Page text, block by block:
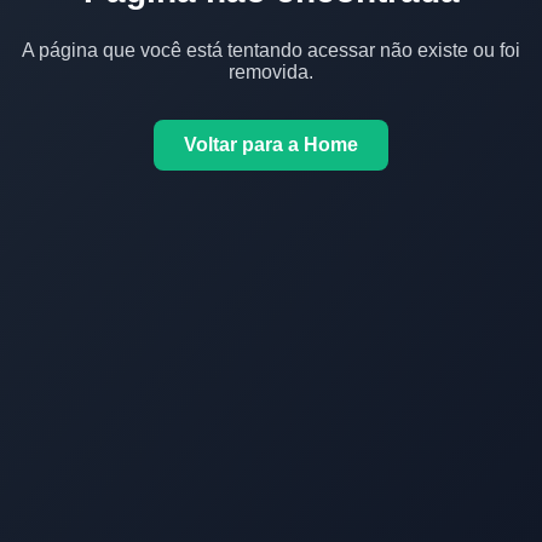
A página que você está tentando acessar não existe ou foi
removida.
Voltar para a Home